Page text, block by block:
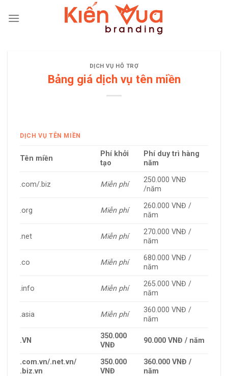
DỊCH VỤ HỖ TRỢ
Bảng giá dịch vụ tên miền
DỊCH VỤ TÊN MIỀN
Tên miền
Phí khởi
tạo
Phí duy trì hàng
năm
.com/.biz Miễn phí
250.000 VNĐ
/năm
.org Miễn phí
260.000 VNĐ /
năm
.net Miễn phí
270.000 VNĐ /
năm
.co Miễn phí
680.000 VNĐ /
năm
.info Miễn phí
265.000 VNĐ /
năm
.asia Miễn phí
360.000 VNĐ /
năm
.VN
350.000
VNĐ
90.000 VNĐ / năm
.com.vn/.net.vn/
.biz.vn
350.000
VNĐ
360.000 VNĐ /
năm